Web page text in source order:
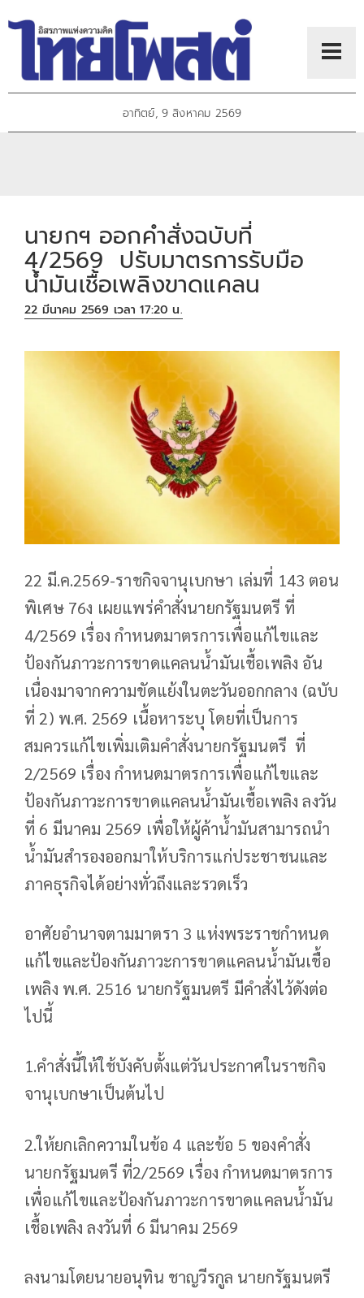
อาทิตย์, 9 สิงหาคม 2569
นายกฯ ออกคำสั่งฉบับที่
4/2569 ปรับมาตรการรับมือ
น้ำมันเชื้อเพลิงขาดแคลน
22 มีนาคม 2569 เวลา 17:20 น.
22 มี.ค.2569-ราชกิจจานุเบกษา เล่มที่ 143 ตอน
พิเศษ 76ง เผยแพร่คำสั่งนายกรัฐมนตรี ที่
4/2569 เรื่อง กำหนดมาตรการเพื่อแก้ไขและ
ป้องกันภาวะการขาดแคลนน้ำมันเชื้อเพลิง อัน
เนื่องมาจากความขัดแย้งในตะวันออกกลาง (ฉบับ
ที่ 2) พ.ศ. 2569 เนื้อหาระบุ โดยที่เป็นการ
สมควรแก้ไขเพิ่มเติมคำสั่งนายกรัฐมนตรี ที่
2/2569 เรื่อง กำหนดมาตรการเพื่อแก้ไขและ
ป้องกันภาวะการขาดแคลนน้ำมันเชื้อเพลิง ลงวัน
ที่ 6 มีนาคม 2569 เพื่อให้ผู้ค้าน้ำมันสามารถนำ
น้ำมันสำรองออกมาให้บริการแก่ประชาชนและ
ภาคธุรกิจได้อย่างทั่วถึงและรวดเร็ว
อาศัยอำนาจตามมาตรา 3 แห่งพระราชกำหนด
แก้ไขและป้องกันภาวะการขาดแคลนน้ำมันเชื้อ
เพลิง พ.ศ. 2516 นายกรัฐมนตรี มีคำสั่งไว้ดังต่อ
ไปนี้
1.คำสั่งนี้ให้ใช้บังคับตั้งแต่วันประกาศในราชกิจ
จานุเบกษาเป็นต้นไป
2.ให้ยกเลิกความในข้อ 4 และข้อ 5 ของคำสั่ง
นายกรัฐมนตรี ที่2/2569 เรื่อง กำหนดมาตรการ
เพื่อแก้ไขและป้องกันภาวะการขาดแคลนน้ำมัน
เชื้อเพลิง ลงวันที่ 6 มีนาคม 2569
ลงนามโดยนายอนุทิน ชาญวีรกูล นายกรัฐมนตรี